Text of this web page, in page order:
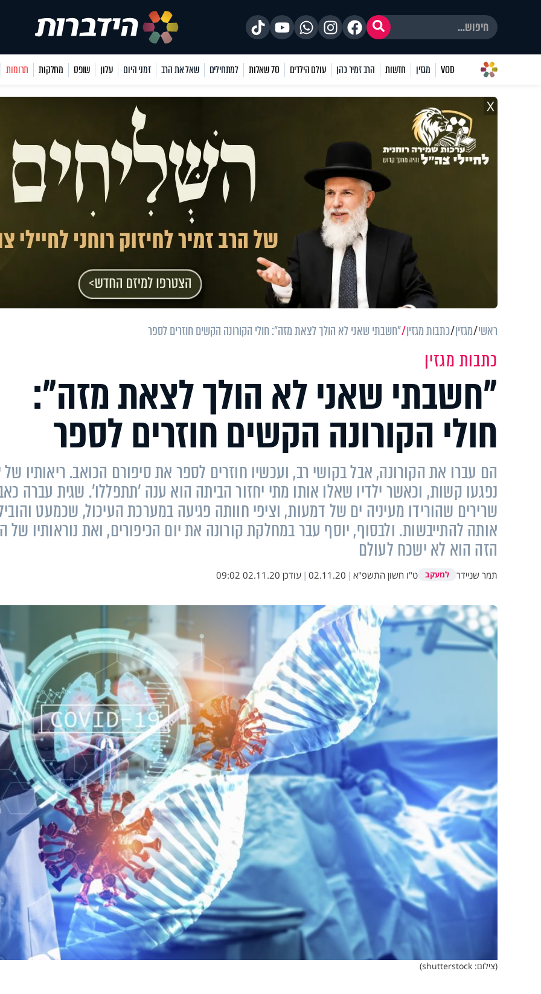
VOD מגזין חדשות הרב זמיר כהן עולם הילדים 70 שאלות למתחילים שאל את הרב זמני היום עלון שופס מחלקות תרומות
X
ראשי מגזין כתבות מגזין "חשבתי שאני לא הולך לצאת מזה": חולי הקורונה הקשים חוזרים לספר
כתבות מגזין
"חשבתי שאני לא הולך לצאת מזה":
חולי הקורונה הקשים חוזרים לספר
הם עברו את הקורונה, אבל בקושי רב, ועכשיו חוזרים לספר את סיפורם הכואב. ריאותיו של
נפגעו קשות, וכאשר ילדיו שאלו אותו מתי יחזור הביתה הוא ענה 'תתפללו'. שגית עברה
שרירים שהורידו מעיניה ים של דמעות, וציפי חוותה פגיעה במערכת העיכול, שכמעט
אותה להתייבשות. ולבסוף, יוסף עבר במחלקת קורונה את יום הכיפורים, ואת נוראותיו של
הזה הוא לא ישכח לעולם
תמר שניידר למעקב ט"ו חשון התשפ"א |
02.11.20
| עודכן 02.11.20 09:02
(צילום: shutterstock)